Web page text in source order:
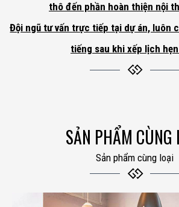
thô đến phần hoàn thiện nội
Đội ngũ tư vấn trực tiếp tại dự án, luôn
tiếng sau khi xếp lịch
SẢN PHẨM CÙNG
Sản phẩm cùng loại